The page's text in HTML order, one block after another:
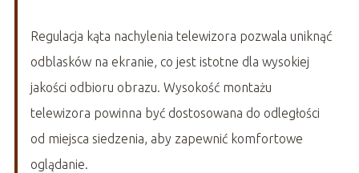
Regulacja kąta nachylenia telewizora pozwala uniknąć
odblasków na ekranie, co jest istotne dla wysokiej
jakości odbioru obrazu. Wysokość montażu
telewizora powinna być dostosowana do odległości
od miejsca siedzenia, aby zapewnić komfortowe
oglądanie.